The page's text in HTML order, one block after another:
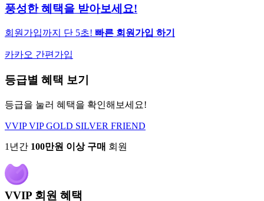
풍성한 혜택을 받아보세요!
회원가입까지 단 5초! 빠른 회원가입 하기
카카오 간편가입
등급별 혜택 보기
등급을 눌러 혜택을 확인해보세요!
VVIP VIP GOLD SILVER FRIEND
1년간 100만원 이상 구매 회원
VVIP 회원 혜택